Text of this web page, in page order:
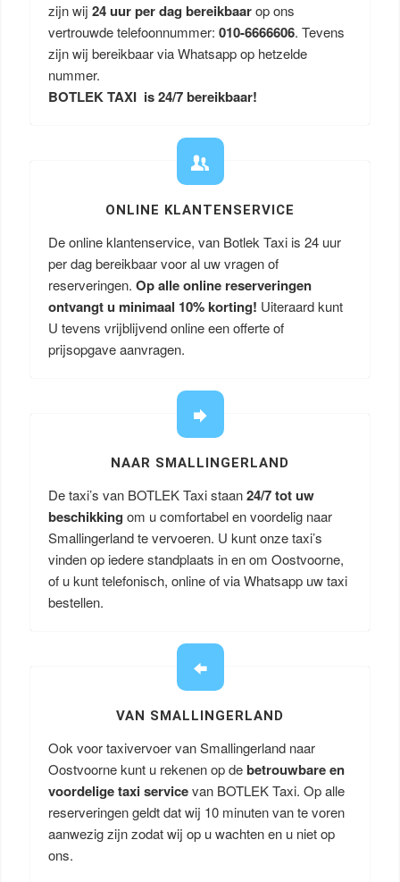
zijn wij 24 uur per dag bereikbaarop ons
vertrouwde telefoonnummer: 010-6666606. Tevens
zijn wij bereikbaar via Whatsapp op hetzelde
nummer.
BOTLEK TAXI is 24/7 bereikbaar!
ONLINE KLANTENSERVICE
De online klantenservice, van Botlek Taxi is 24 uur
per dag bereikbaar voor al uw vragen of
reserveringen. Op alle online reserveringen
ontvangt u minimaal 10% korting! Uiteraard kunt
U tevens vrijblijvend online een offerte of
prijsopgave aanvragen.
NAAR SMALLINGERLAND
De taxi’s van BOTLEK Taxi staan24/7 tot uw
beschikking om u comfortabel en voordelig naar
Smallingerland te vervoeren. U kunt onze taxi’s
vinden op iedere standplaats in en om Oostvoorne,
of u kunt telefonisch, online of via Whatsapp uw taxi
bestellen.
VAN SMALLINGERLAND
Ook voor taxivervoer van Smallingerland naar
Oostvoorne kunt u rekenen op debetrouwbare en
voordelige taxi servicevan BOTLEK Taxi. Op alle
reserveringen geldt dat wij 10 minuten van te voren
aanwezig zijn zodat wij op u wachten en u niet op
ons.